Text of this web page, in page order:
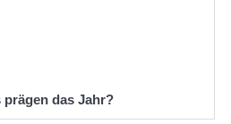
prägen das Jahr?